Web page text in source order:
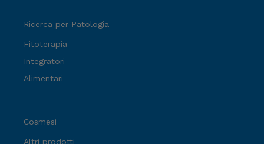
Ricerca per Patologia
Fitoterapia
Integratori
Alimentari
Cosmesi
Altri prodotti